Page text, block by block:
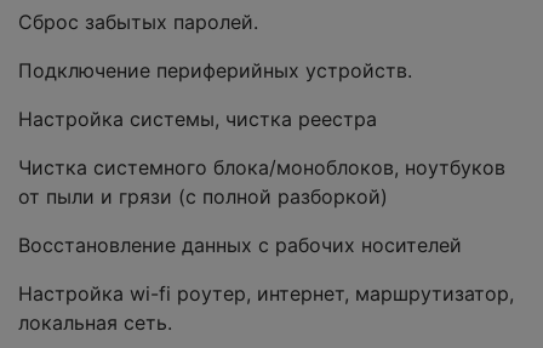
Сброс забытых паролей.
Подключение периферийных устройств.
Настройка системы, чистка реестра
Чистка системного блока/моноблоков, ноутбуков
от пыли и грязи (с полной разборкой)
Восстановление данных с рабочих носителей
Настройка wi-fi роутер, интернет, маршрутизатор,
локальная сеть.